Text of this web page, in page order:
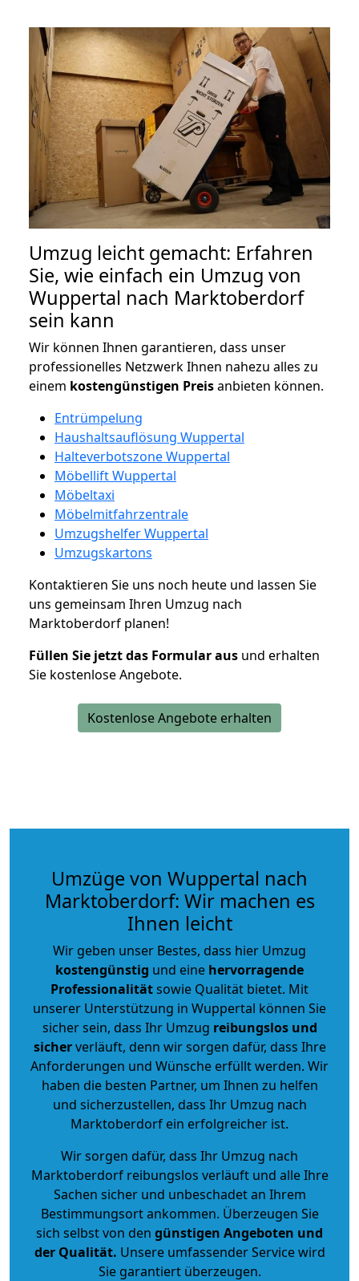
Umzug leicht gemacht: Erfahren
Sie, wie einfach ein Umzug von
Wuppertal nach Marktoberdorf
sein kann
Wir können Ihnen garantieren, dass unser
professionelles Netzwerk Ihnen nahezu alles zu
einem kostengünstigen Preisanbieten können.
Entrümpelung
Haushaltsauflösung Wuppertal
Halteverbotszone Wuppertal
Möbellift Wuppertal
Möbeltaxi
Möbelmitfahrzentrale
Umzugshelfer Wuppertal
Umzugskartons
Kontaktieren Sie uns noch heute und lassen Sie
uns gemeinsam Ihren Umzug nach
Marktoberdorf planen!
Füllen Sie jetzt das Formular aus und erhalten
Sie kostenlose Angebote.
Kostenlose Angebote erhalten
Umzüge von Wuppertal nach
Marktoberdorf: Wir machen es
Ihnen leicht
Wir geben unser Bestes, dass hier Umzug
kostengünstig und eine hervorragende
Professionalitätsowie Qualität bietet. Mit
unserer Unterstützung in Wuppertal können Sie
sicher sein, dass Ihr Umzug reibungslos und
sicherverläuft, denn wir sorgen dafür, dass Ihre
Anforderungen und Wünsche erfüllt werden. Wir
haben die besten Partner, um Ihnen zu helfen
und sicherzustellen, dass Ihr Umzug nach
Marktoberdorf ein erfolgreicher ist.
Wir sorgen dafür, dass Ihr Umzug nach
Marktoberdorf reibungslos verläuft und alle Ihre
Sachen sicher und unbeschadet an Ihrem
Bestimmungsort ankommen. Überzeugen Sie
sich selbst von den günstigen Angeboten und
der Qualität. Unsere umfassender Service wird
Sie garantiert überzeugen.